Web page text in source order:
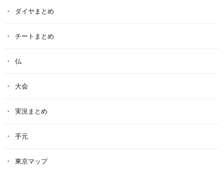
ダイヤまとめ
チートまとめ
仏
大会
実況まとめ
手元
東京マップ